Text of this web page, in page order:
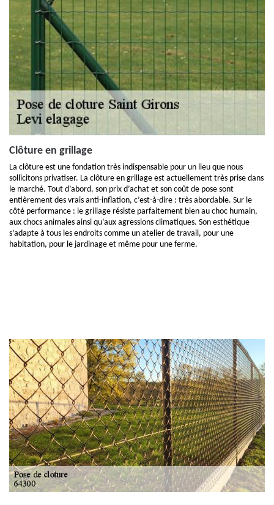
Clôture en grillage
La clôture est une fondation très indispensable pour un lieu que nous
sollicitons privatiser. La clôture en grillage est actuellement très prise dans
le marché. Tout d’abord, son prix d’achat et son coût de pose sont
entièrement des vrais anti-inflation, c’est-à-dire : très abordable. Sur le
côté performance : le grillage résiste parfaitement bien au choc humain,
aux chocs animales ainsi qu’aux agressions climatiques. Son esthétique
s’adapte à tous les endroits comme un atelier de travail, pour une
habitation, pour le jardinage et même pour une ferme.